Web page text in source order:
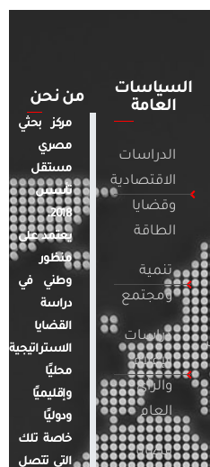
السياسات
العامة
الدراسات
الاقتصادية
وقضايا
الطاقة
تنمية
ومجتمع
دراسات
الإعلام
والرأي
العام
قضايا
من نحن
مركز بحثي
مصري
مستقل
تأسس
2018.
يعتمد على
منظور
وطني في
دراسة
القضايا
الاستراتيجية
محليًا
وإقليميًا
ودوليًا
خاصة تلك
التي تتصل